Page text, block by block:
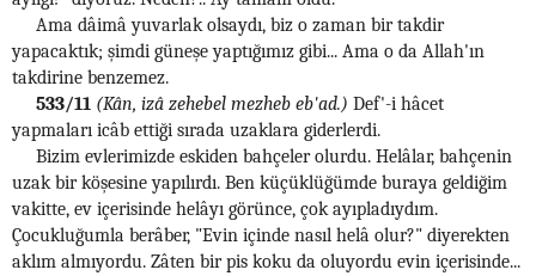
Ama dâimâ yuvarlak olsaydı, biz o zaman bir takdir
yapacaktık; şimdi güneşe yaptığımız gibi... Ama o da Allah'ın
takdirine benzemez.
533/11 (Kân, izâ zehebel mezheb eb'ad.) Def'-i hâcet
yapmaları icâb ettiği sırada uzaklara giderlerdi.
Bizim evlerimizde eskiden bahçeler olurdu. Helâlar, bahçenin
uzak bir köşesine yapılırdı. Ben küçüklüğümde buraya geldiğim
vakitte, ev içerisinde helâyı görünce, çok ayıpladıydım.
Çocukluğumla berâber, "Evin içinde nasıl helâ olur?" diyerekten
aklım almıyordu. Zâten bir pis koku da oluyordu evin içerisinde...